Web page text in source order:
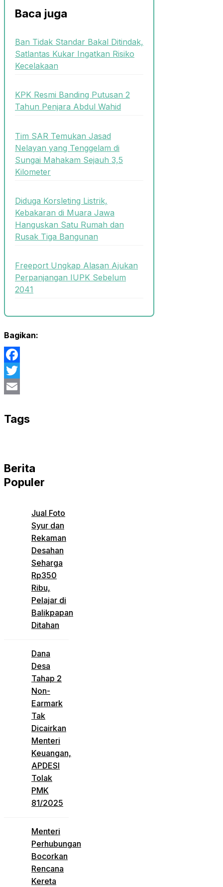
Baca juga
Ban Tidak Standar Bakal Ditindak,
Satlantas Kukar Ingatkan Risiko
Kecelakaan
KPK Resmi Banding Putusan 2
Tahun Penjara Abdul Wahid
Tim SAR Temukan Jasad
Nelayan yang Tenggelam di
Sungai Mahakam Sejauh 3,5
Kilometer
Diduga Korsleting Listrik,
Kebakaran di Muara Jawa
Hanguskan Satu Rumah dan
Rusak Tiga Bangunan
Freeport Ungkap Alasan Ajukan
Perpanjangan IUPK Sebelum
2041
Bagikan:
Facebook
Twitter
Tags
Berita
Populer
Jual Foto
Syur dan
Rekaman
Desahan
Seharga
Rp350
Ribu,
Pelajar di
Balikpapan
Ditahan
Dana
Desa
Tahap 2
Non-
Earmark
Tak
Dicairkan
Menteri
Keuangan,
APDESI
Tolak
PMK
81/2025
Menteri
Perhubungan
Bocorkan
Rencana
Kereta